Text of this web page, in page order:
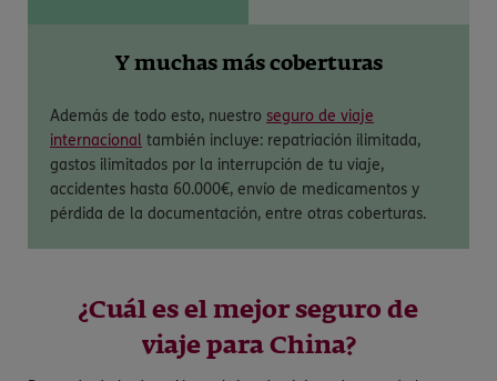
Y muchas más coberturas
Además de todo esto, nuestro seguro de viaje
internacional también incluye: repatriación ilimitada,
gastos ilimitados por la interrupción de tu viaje,
accidentes hasta 60.000€, envío de medicamentos y
pérdida de la documentación, entre otras coberturas.
¿Cuál es el mejor seguro de
viaje para China?